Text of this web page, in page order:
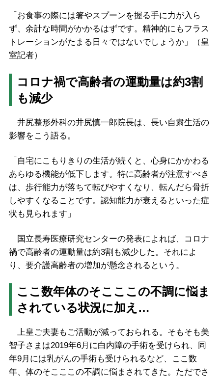
「お食事の際には箸やスプーンを握る手に力が入ら
ず、余計な時間がかかるはずです。精神的にもフラス
トレーションがたまる日々ではないでしょうか」（皇
室記者）
コロナ禍で高齢者の運動量は約3割
も減少
井尻整形外科の井尻慎一郎院長は、長い自粛生活の
影響をこう語る。
「自宅にこもりきりの生活が続くと、心身にかかわる
あらゆる機能が低下します。特に高齢者が注意すべき
は、歩行能力が落ちて転びやすくなり、転んだら骨折
しやすくなることです。認知能力が衰えるといった症
状も見られます」
国立長寿医療研究センターの発表によれば、コロナ
禍で高齢者の運動量は約3割も減少した。それによ
り、要介護高齢者の増加が懸念されるという。
ここ数年体のそこここの不調に悩ま
されている状況に加え…
上皇ご夫妻もご活動が減っておられる。そもそも美
智子さまは2019年6月に白内障の手術を受けられ、同
年9月には乳がんの手術も受けられるなど、ここ数
年、体のそこここの不調に悩まされてきた。ただでさ